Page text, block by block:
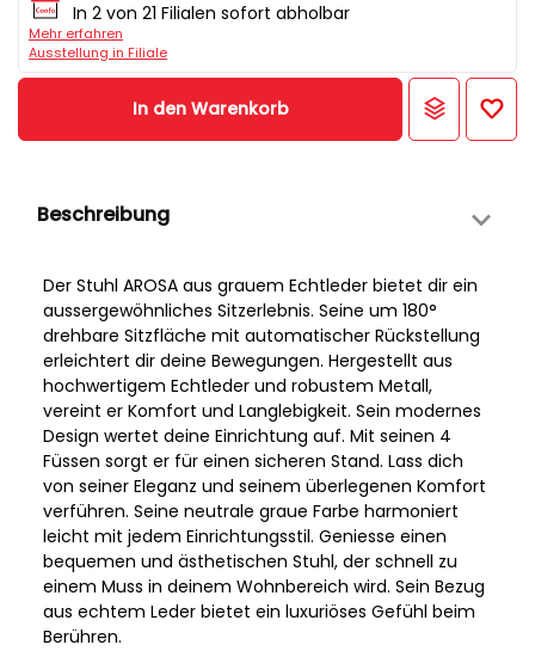
In 2 von 21 Filialen sofort abholbar
Mehr erfahren
Ausstellung in Filiale
In den Warenkorb
Beschreibung
Der Stuhl AROSA aus grauem Echtleder bietet dir ein
aussergewöhnliches Sitzerlebnis. Seine um 180°
drehbare Sitzfläche mit automatischer Rückstellung
erleichtert dir deine Bewegungen. Hergestellt aus
hochwertigem Echtleder und robustem Metall,
vereint er Komfort und Langlebigkeit. Sein modernes
Design wertet deine Einrichtung auf. Mit seinen 4
Füssen sorgt er für einen sicheren Stand. Lass dich
von seiner Eleganz und seinem überlegenen Komfort
verführen. Seine neutrale graue Farbe harmoniert
leicht mit jedem Einrichtungsstil. Geniesse einen
bequemen und ästhetischen Stuhl, der schnell zu
einem Muss in deinem Wohnbereich wird. Sein Bezug
aus echtem Leder bietet ein luxuriöses Gefühl beim
Berühren.